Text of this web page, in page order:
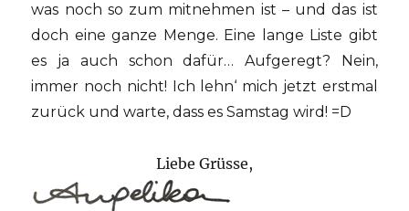
was noch so zum mitnehmen ist – und das ist
doch eine ganze Menge. Eine lange Liste gibt
es ja auch schon dafür… Aufgeregt? Nein,
immer noch nicht! Ich lehn‘ mich jetzt erstmal
zurück und warte, dass es Samstag wird! =D
Liebe Grüsse,